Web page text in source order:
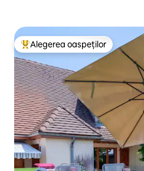
Locuință din topul categoriei
Alegerea oaspeților